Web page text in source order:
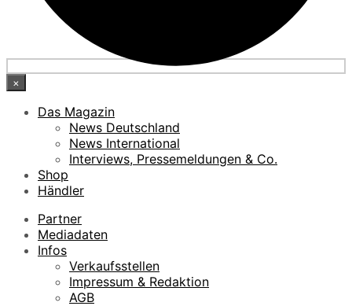
×
Das Magazin
News Deutschland
News International
Interviews, Pressemeldungen & Co.
Shop
Händler
Partner
Mediadaten
Infos
Verkaufsstellen
Impressum & Redaktion
AGB